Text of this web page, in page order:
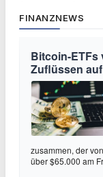
FINANZNEWS
Bitcoin-ETFs
Zuflüssen
zusammen, der
über $65.000 am